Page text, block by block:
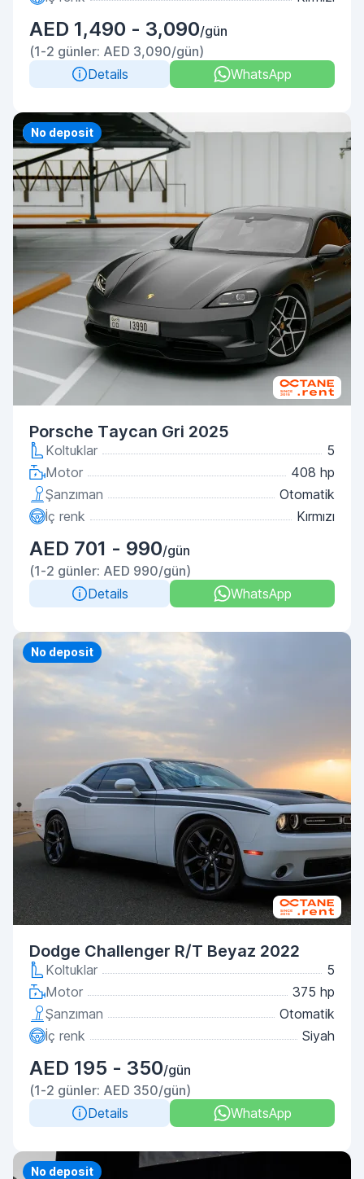
AED 1,490 - 3,090/gün
(1-2 günler: AED 3,090/gün)
Details
WhatsApp
Priority
No deposit
Porsche Taycan Gri 2025
Koltuklar
5
Motor
408 hp
Şanzıman
Otomatik
İç renk
Kırmızı
AED 701 - 990/gün
(1-2 günler: AED 990/gün)
Details
WhatsApp
Priority
No deposit
Dodge Challenger R/T Beyaz 2022
Koltuklar
5
Motor
375 hp
Şanzıman
Otomatik
İç renk
Siyah
AED 195 - 350/gün
(1-2 günler: AED 350/gün)
Details
WhatsApp
Priority
No deposit